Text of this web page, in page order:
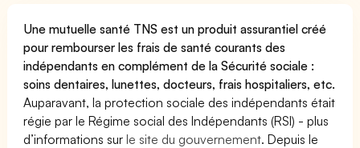
Une mutuelle santé TNS est un produit assurantiel créé
pour rembourser les frais de santé courants des
indépendants en complément de la Sécurité sociale :
soins dentaires, lunettes, docteurs, frais hospitaliers, etc.
Auparavant, la protection sociale des indépendants était
régie par le Régime social des Indépendants (RSI) - plus
d’informations surle site du gouvernement. Depuis le